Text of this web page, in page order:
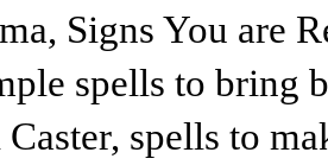
Signs You are
spells to bring
spells to